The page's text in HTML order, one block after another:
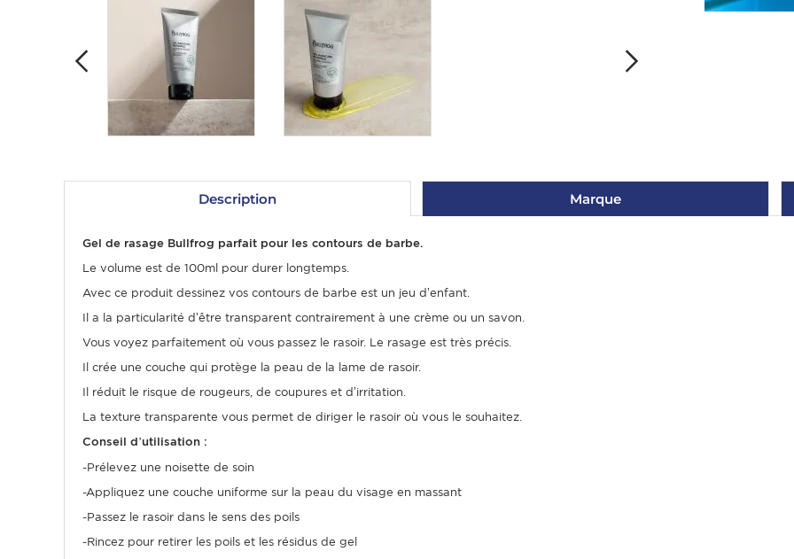
Description Marque
Gel de rasage Bullfrog parfait pour les contours de barbe.
Le volume est de 100ml pour durer longtemps.
Avec ce produit dessinez vos contours de barbe est un jeu d’enfant.
Il a la particularité d’être transparent contrairement à une crème ou un savon.
Vous voyez parfaitement où vous passez le rasoir. Le rasage est très précis.
Il crée une couche qui protège la peau de la lame de rasoir.
Il réduit le risque de rougeurs, de coupures et d’irritation.
La texture transparente vous permet de diriger le rasoir où vous le souhaitez.
Conseil d’utilisation :
-Prélevez une noisette de soin
-Appliquez une couche uniforme sur la peau du visage en massant
-Passez le rasoir dans le sens des poils
-Rincez pour retirer les poils et les résidus de gel